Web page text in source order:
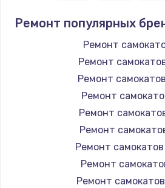
Ремонт популярных
Ремонт
Ремонт
Ремонт
Ремонт
Ремонт
Ремонт
Ремонт
Ремонт
Ремонт